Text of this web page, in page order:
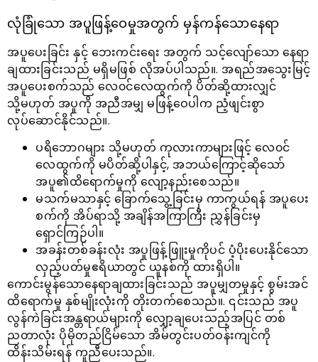
လုံခြုံသော အပူဖြန့်ဝေမှုအတွက် မှန်ကန်သောနေရာ
အပူပေးခြင်း နှင့် ဘေးကင်းရေး အတွက် သင့်လျော်သော နေရာ
ချထားခြင်းသည် မရှိမဖြစ် လိုအပ်ပါသည်။. အရည်အသွေးမြင့်
အပူပေးစက်သည် လေ၀င်လေထွက်ကို ပိတ်ဆို့ထားလျှင်
သို့မဟုတ် အပူကို အညီအမျှ မဖြန့်ဝေပါက ညံ့ဖျင်းစွာ
လုပ်ဆောင်နိုင်သည်။.
ပရိဘောဂများ သို့မဟုတ် ကုလားကာများဖြင့် လေ၀င်
လေထွက်ကို မပိတ်ဆို့ပါနှင့်, အဘယ်ကြောင့်ဆိုသော်
အပူ၏ထိရောက်မှုကို လျော့နည်းစေသည်။
မသက်မသာနှင့် ခြောက်သွေ့ခြင်းမှ ကာကွယ်ရန် အပူပေး
စက်ကို အိပ်ရာသို့ အချိန်အကြာကြီး ညွှန်ခြင်းမှ
ရှောင်ကြဉ်ပါ။
အခန်းတစ်ခန်းလုံး အပူဖြန့်ဖြူးမှုကိုပင် ပံ့ပိုးပေးနိုင်သော
လှည့်ပတ်မှုဧရိယာတွင် ယူနစ်ကို ထားရှိပါ။
ကောင်းမွန်သောနေရာချထားခြင်းသည် အပူမျှတမှုနှင့် စွမ်းအင်
ထိရောက်မှု နှစ်မျိုးလုံးကို တိုးတက်စေသည်။. ၎င်းသည် အပူ
လွန်ကဲခြင်းအန္တရာယ်များကို လျှော့ချပေးသည့်အပြင် တစ်
ညတာလုံး ပိုမိုတည်ငြိမ်သော အိမ်တွင်းပတ်ဝန်းကျင်ကို
ထိန်းသိမ်းရန် ကူညီပေးသည်။.